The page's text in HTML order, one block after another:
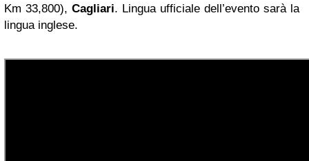
Km 33,800), Cagliari. Lingua ufficiale dell’evento sarà la
lingua inglese.